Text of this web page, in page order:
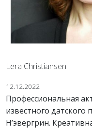
Lera Christiansen
12.12.2022
Профессиональная
известного
Н’эвергрин.